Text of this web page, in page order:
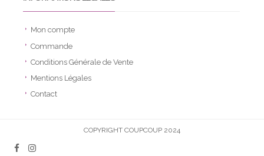
Mon compte
Commande
Conditions Générale de Vente
Mentions Légales
Contact
COPYRIGHT COUPCOUP 2024